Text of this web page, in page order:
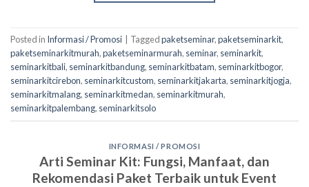
Posted in Informasi / Promosi Taggedpaketseminar,paketseminarkit,
paketseminarkitmurah,paketseminarmurah, seminar, seminarkit,
seminarkitbali, seminarkitbandung, seminarkitbatam, seminarkitbogor,
seminarkitcirebon, seminarkitcustom, seminarkitjakarta, seminarkitjogja,
seminarkitmalang, seminarkitmedan, seminarkitmurah,
seminarkitpalembang, seminarkitsolo
INFORMASI / PROMOSI
Arti Seminar Kit: Fungsi, Manfaat, dan
Rekomendasi Paket Terbaik untuk Event